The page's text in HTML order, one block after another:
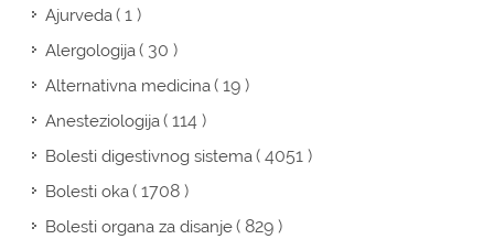
Ajurveda( 1 )
Alergologija( 30 )
Alternativna medicina( 19 )
Anesteziologija( 114 )
Bolesti digestivnog sistema( 4051 )
Bolesti oka( 1708 )
Bolesti organa za disanje( 829 )